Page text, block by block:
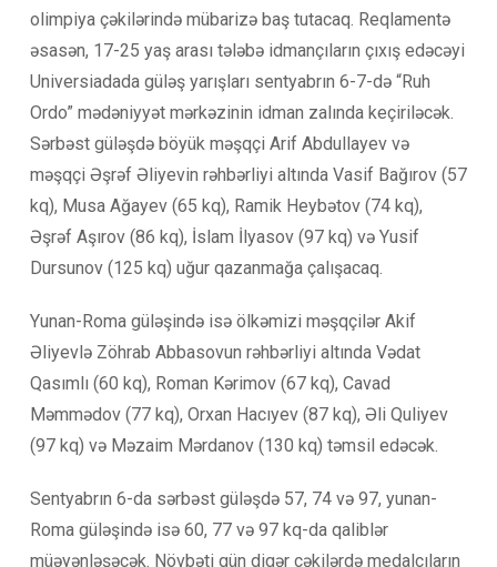
olimpiya çəkilərində mübarizə baş tutacaq. Reqlamentə
əsasən, 17-25 yaş arası tələbə idmançıların çıxış edəcəyi
Universiadada güləş yarışları sentyabrın 6-7-də “Ruh
Ordo” mədəniyyət mərkəzinin idman zalında keçiriləcək.
Sərbəst güləşdə böyük məşqçi Arif Abdullayev və
məşqçi Əşrəf Əliyevin rəhbərliyi altında Vasif Bağırov (57
kq), Musa Ağayev (65 kq), Ramik Heybətov (74 kq),
Əşrəf Aşırov (86 kq), İslam İlyasov (97 kq) və Yusif
Dursunov (125 kq) uğur qazanmağa çalışacaq.
Yunan-Roma güləşində isə ölkəmizi məşqçilər Akif
Əliyevlə Zöhrab Abbasovun rəhbərliyi altında Vədat
Qasımlı (60 kq), Roman Kərimov (67 kq), Cavad
Məmmədov (77 kq), Orxan Hacıyev (87 kq), Əli Quliyev
(97 kq) və Məzaim Mərdanov (130 kq) təmsil edəcək.
Sentyabrın 6-da sərbəst güləşdə 57, 74 və 97, yunan-
Roma güləşində isə 60, 77 və 97 kq-da qaliblər
müəyənləşəcək. Növbəti gün digər çəkilərdə medalçıların